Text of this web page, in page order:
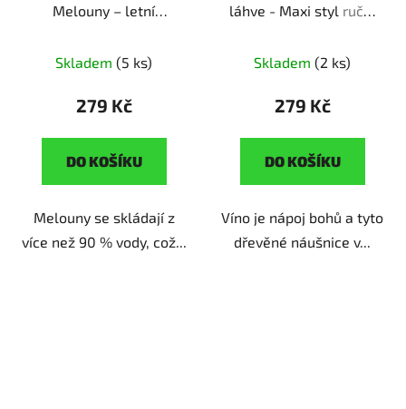
Melouny – letní
milovnice léta
Skladem (5 ks)
279 Kč
DO KOŠÍKU
Melouny se skládají z
více než 90 % vody, což...
láhve - Maxi styl ruční
Skladem (2 ks)
279 Kč
DO KOŠÍKU
Víno je nápoj bohů a tyto
dřevěné náušnice v...